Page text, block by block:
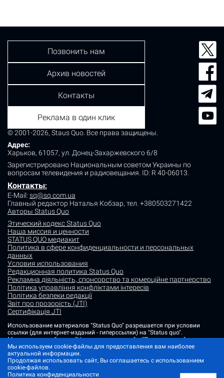
© 2001-2026, Staus Quo. Все права защищены.
Адрес:
Харьков, 61057, ул. Донец-Захаржевского 6/8
Зарегистрировано Национальным советом Украины по
вопросам телевидения и радиовещания. ID: R 40-06013.
Контакты:
E-Mail: sq@sq.com.ua
Главный редактор Наталья Кобзар, тел. +380503271422
Авторы Status Quo
Этический кодекс Status Quo
Наша миссия и ценности
STATUS QUO медиакит
Политика в сфере конфиденциальности и персональных
данных
Условия использования
Редакционная политика Status Quo
Рекламна діяльність, спонсорство та комерційне партнерство
Політика управління конфліктами інтересів
Політика безпеки редакції
Звіт про прозорість (JTI)
Сертифікація JTI
Позвонить нам
Архив новостей
Контакты
Реклама в один клик
Использование материалов "Status Quo" разрешается при условии
ссылки (для интернет-изданий - гиперссылки) на "Status quo".
Материалы в рубриках "Новости партнеров" и "Пресс-релизы"
размещаются на правах рекламы или в рамках некоммерческого
партнерства.
Изображения, содержащие метку "Status Quo" или не содержащие
информации об источнике фото, являются иллюстративными либо
Мы используем cookie-файлы для предоставления вам наиболее
актуальной информации.
Продолжая использовать сайт, Вы соглашаетесь с использованием
cookie-файлов.
Политика конфиденциальности